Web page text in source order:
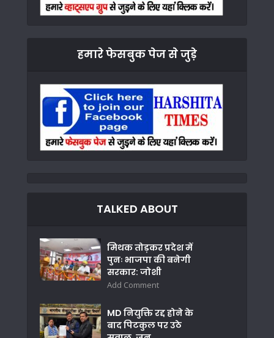
हमारे फेसबुक पेज से जुड़े
TALKED ABOUT
मिथक तोड़कर प्रदेश में
पुनः भाजपा की बनेगी
सरकार: जोशी
Add Comment
MD नियुक्ति रद्द होने के
बाद पिटकुल पर उठे